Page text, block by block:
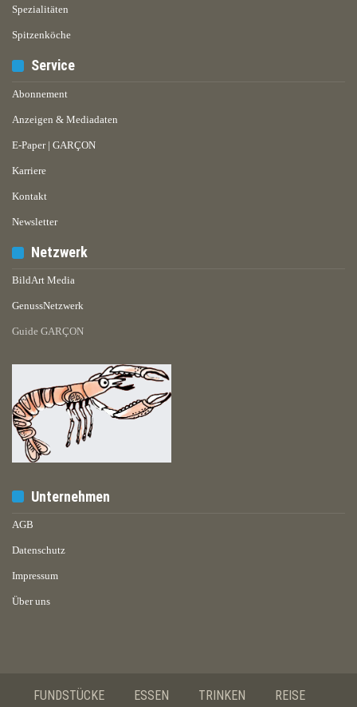
Spezialitäten
Spitzenköche
Service
Abonnement
Anzeigen & Mediadaten
E-Paper | GARÇON
Karriere
Kontakt
Newsletter
Netzwerk
BildArt Media
GenussNetzwerk
Guide GARÇON
Unternehmen
AGB
Datenschutz
Impressum
Über uns
FUNDSTÜCKE ESSEN TRINKEN REISE